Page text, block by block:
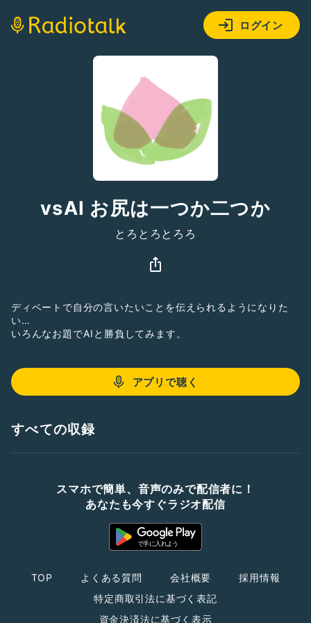
ログイン
vsAI お尻は一つか二つか
とろとろとろろ
ディベートで自分の言いたいことを伝えられるようになりた
い…
いろんなお題でAIと勝負してみます。
アプリで聴く
すべての収録
スマホで簡単、音声のみで配信者に！
あなたも今すぐラジオ配信
TOP よくある質問 会社概要
採用情報
特定商取引法に基づく表記
資金決済法に基づく表示